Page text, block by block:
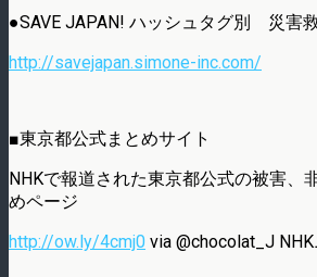
●SAVE JAPAN! ハッシュタグ別 災害
http://savejapan.simone-inc.com/
■東京都公式まとめサイト
NHKで報道された東京都公式の被害、
めページ
http://ow.ly/4cmj0 via @chocolat_J